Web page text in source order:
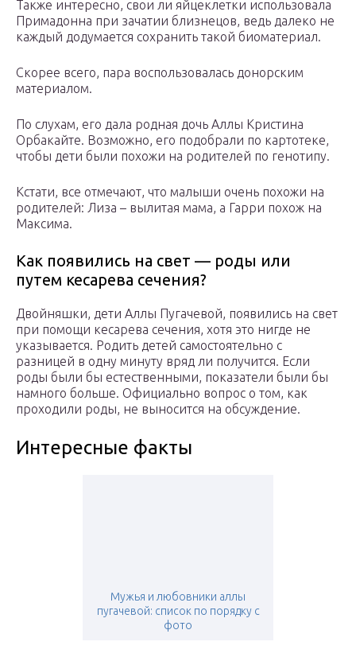
Также интересно, свои ли яйцеклетки использовала
Примадонна при зачатии близнецов, ведь далеко не
каждый додумается сохранить такой биоматериал.
Скорее всего, пара воспользовалась донорским
материалом.
По слухам, его дала родная дочь Аллы Кристина
Орбакайте. Возможно, его подобрали по картотеке,
чтобы дети были похожи на родителей по генотипу.
Кстати, все отмечают, что малыши очень похожи на
родителей: Лиза – вылитая мама, а Гарри похож на
Максима.
Как появились на свет — роды или
путем кесарева сечения?
Двойняшки, дети Аллы Пугачевой, появились на свет
при помощи кесарева сечения, хотя это нигде не
указывается. Родить детей самостоятельно с
разницей в одну минуту вряд ли получится. Если
роды были бы естественными, показатели были бы
намного больше. Официально вопрос о том, как
проходили роды, не выносится на обсуждение.
Интересные факты
Мужья и любовники аллы
пугачевой: список по порядку с
фото